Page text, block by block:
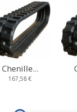
Chenille...
185,93 €